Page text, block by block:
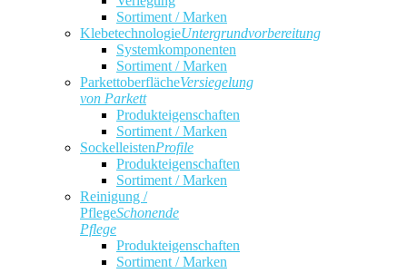
Sortiment / Marken
KlebetechnologieUntergrundvorbereitung
Systemkomponenten
Sortiment / Marken
ParkettoberflächeVersiegelung
von Parkett
Produkteigenschaften
Sortiment / Marken
SockelleistenProfile
Produkteigenschaften
Sortiment / Marken
Reinigung /
PflegeSchonende
Pflege
Produkteigenschaften
Sortiment / Marken